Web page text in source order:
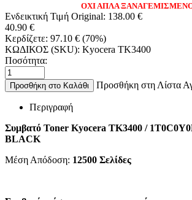
ΟΧΙ ΑΠΛΑ
Ενδεικτική Τιμή Original: 138.00 €
40.90 €
Κερδίζετε: 97.10 € (70%)
ΚΩΔΙΚΟΣ (SKU): Kyocera TK3400
Ποσότητα:
Προσθήκη στο Καλάθι Προσθήκη στη Λίστα
Περιγραφή
Συμβατό Toner Kyocera TK3400 /
BLACK
Μέση Απόδοση: 12500 Σελίδες